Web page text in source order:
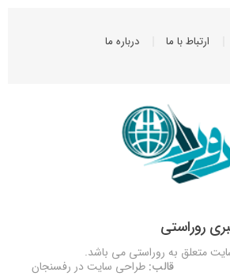
ارتباط با ما درباره ما
روراستی
متعلق به روراستی می باشد.
قالب: طراحی سایت در رفسنجان